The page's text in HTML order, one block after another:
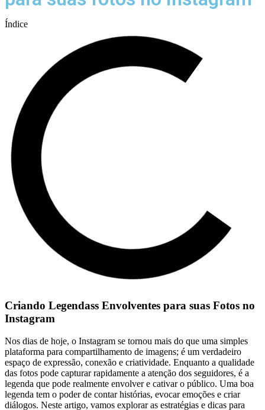
Índice
Criando Legendass Envolventes para suas Fotos no
Instagram
Nos dias de hoje, o Instagram​ se tornou mais do que ‌uma simples
plataforma para compartilhamento de imagens;⁤ é um verdadeiro
espaço⁤ de expressão, conexão e criatividade. Enquanto a qualidade
‌das fotos ⁢pode⁣ capturar rapidamente a atenção ‌dos seguidores, é a
legenda que pode realmente envolver e⁣ cativar o público. Uma boa⁤
legenda​ tem o poder de contar histórias, ⁤evocar emoções e criar
diálogos. ⁢Neste artigo, vamos explorar‍ as estratégias e dicas para